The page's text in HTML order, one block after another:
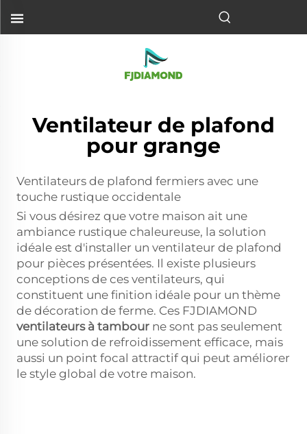
Ventilateur de plafond
pour grange
Ventilateurs de plafond fermiers avec une
touche rustique occidentale
Si vous désirez que votre maison ait une
ambiance rustique chaleureuse, la solution
idéale est d'installer un ventilateur de plafond
pour pièces présentées. Il existe plusieurs
conceptions de ces ventilateurs, qui
constituent une finition idéale pour un thème
de décoration de ferme. Ces FJDIAMOND
ventilateurs à tambour ne sont pas seulement
une solution de refroidissement efficace, mais
aussi un point focal attractif qui peut améliorer
le style global de votre maison.